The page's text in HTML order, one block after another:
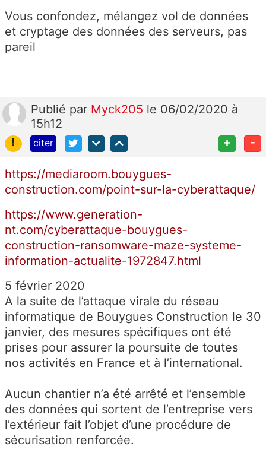
Vous confondez, mélangez vol de données
et cryptage des données des serveurs, pas
pareil
Publié par Myck205 le 06/02/2020 à
15h12
!
citer + -
https://mediaroom.bouygues-
construction.com/point-sur-la-cyberattaque/
https://www.generation-
nt.com/cyberattaque-bouygues-
construction-ransomware-maze-systeme-
information-actualite-1972847.html
5 février 2020
A la suite de l’attaque virale du réseau
informatique de Bouygues Construction le 30
janvier, des mesures spécifiques ont été
prises pour assurer la poursuite de toutes
nos activités en France et à l’international.
Aucun chantier n’a été arrêté et l’ensemble
des données qui sortent de l’entreprise vers
l’extérieur fait l’objet d’une procédure de
sécurisation renforcée.